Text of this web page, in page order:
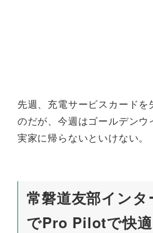
先週、充電サービスカードを
のだが、今週はゴールデンウ
実家に帰らないといけない。
常磐道友部インタ
でPro Pilotで快